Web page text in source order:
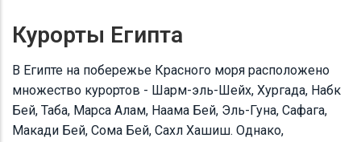
Курорты Египта
В Египте на побережье Красного моря расположено
множество курортов - Шарм-эль-Шейх, Хургада, Набк
Бей, Таба, Марса Алам, Наама Бей, Эль-Гуна, Сафага,
Макади Бей, Сома Бей, Сахл Хашиш. Однако,